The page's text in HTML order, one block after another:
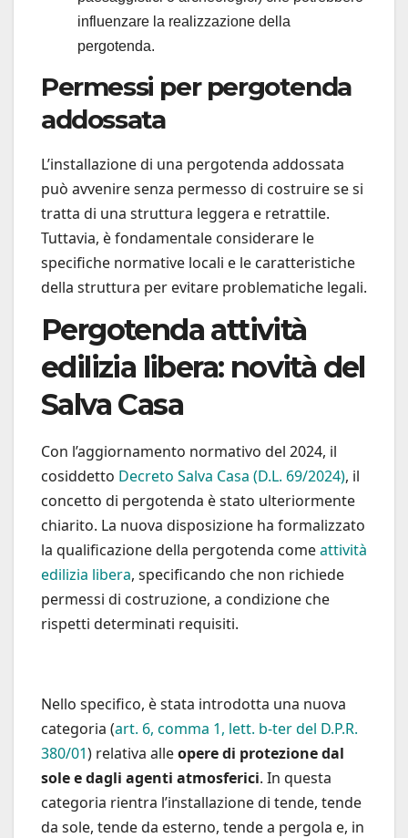
influenzare la realizzazione della
pergotenda.
Permessi per pergotenda
addossata
L’installazione di una pergotenda addossata
può avvenire senza permesso di costruire se si
tratta di una struttura leggera e retrattile.
Tuttavia, è fondamentale considerare le
specifiche normative locali e le caratteristiche
della struttura per evitare problematiche legali.
Pergotenda attività
edilizia libera: novità del
Salva Casa
Con l’aggiornamento normativo del 2024, il
cosiddetto Decreto Salva Casa (D.L. 69/2024), il
concetto di pergotenda è stato ulteriormente
chiarito. La nuova disposizione ha formalizzato
la qualificazione della pergotenda comeattività
edilizia libera, specificando che non richiede
permessi di costruzione, a condizione che
rispetti determinati requisiti.
Nello specifico, è stata introdotta una nuova
categoria (art. 6, comma 1, lett. b-ter del D.P.R.
380/01) relativa alleopere di protezione dal
sole e dagli agenti atmosferici. In questa
categoria rientra l’installazione di tende, tende
da sole, tende da esterno, tende a pergola e, in